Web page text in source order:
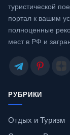
туристической
портал к вашим
полноценные
мест в РФ и
РУБРИКИ
Отдых и Туризм